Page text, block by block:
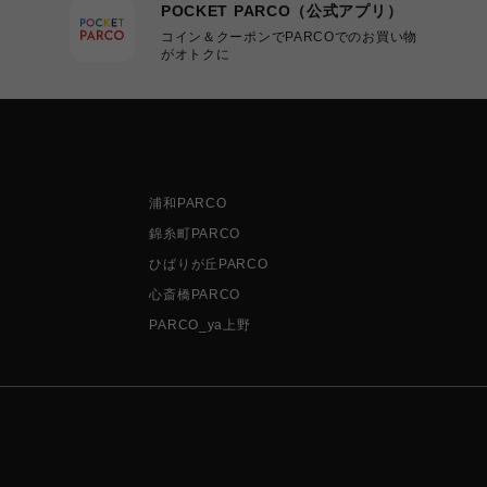
POCKET PARCO（公式アプリ）
コイン＆クーポンでPARCOでのお買い物
がオトクに
浦和PARCO
錦糸町PARCO
ひばりが丘PARCO
心斎橋PARCO
PARCO_ya上野